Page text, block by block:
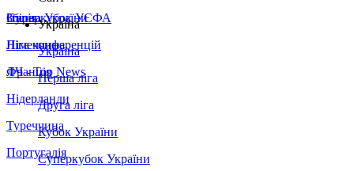
Збірна України
Італія
Німеччина
Франція
Нідерланди
Туреччина
Португалія
Суперкубок УЄФА
Ліга конференцій
ЛЧ - Top News
Україна
Україна
Перша ліга
Друга ліга
Кубок України
Суперкубок України